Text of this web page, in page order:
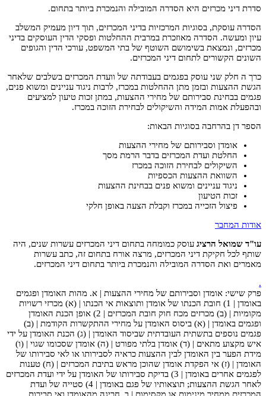
סדרת דיני מכרזים היא הסדרה המובילה והנמכרת ביותר בתחום.
הסדרה עוסקת, בסוגיות המרכזיות בדיני המכרזים, תוך דיון מעמיק המשלב
עיון ומעשה. הסדרה מאוזכרת במרבית ההחלטות ופסקי הדין העוסקים בדיני
מכרזים, ונמצאת בשימושם השוטף של בתי המשפט, עורכי הדין והגופים
השונים הקשורים לתחום דיני המכרזים.
כרך ה חלק שני עוסק בפגמים בעבודתה של וועדת המכרזים בשלבים שלאחר
הגשת ההצעות ובזמן מתן ההחלטות במכרז, לרבות ניגוד עניינים ומשוא פנים,
פגמים בבחינת סבירותם של מחירי ההצעות, במתן זכות טיעון למציעים
ובהפעלת אמות המידה והשיקולים לבחירת הזוכה במכרז.
הספר דן בהרחבה בסוגיות הבאות:
אומדן וסבירותם של מחירי ההצעות
החלטת ועדת המכרזים בדבר הרמת מסך
השיקולים לבחירת הזוכה במכרז
השוואת ההצעות הכספיות
ניגוד עניינים ומשוא פנים בבחינת ההצעות
זכות הטיעון
פיצול הזכייה במכרז וקבלת הצעה באופן חלקי
אודות המחבר
עו"ד שמואל הרציג עוסק כמומחה בתחום דיני המכרזים עשרות שנים, היה
שותף לכל חקיקת דיני המכרזים, מרצה אורח בתחום זה, כתב עשרות
מאמרים ואת הסדרה המובילה והנמכרת ביותר בתחום דיני המכרזים.
.
פרק שישי: אומדן וסבירותם של מחירי ההצעות | א. מהות האומדן ופגמים
באומדן | 1) חובת הכנתו של אומדן ותוצאות אי הכנתו | (א) מכרזי רשויות
מקומיות | (ב) מכרזים מכח חוק חובת המכרזים | 2) אופן הכנת האומדן
ופגמים באומדן | (א) ביסוס האומדן על מחירי ההתקשרות הקודמת | (ב)
פגמים נוספים בתשתית העובדתית שביסוד האומדן | (ג) הכנת האומדן על ידי
איש מקצוע מתאים | (ד) אומדן בלתי מפורט | (ה) אומדן שסכומו שגוי | (ו)
מידת הפער בין האומדן לבין ההצעות כראיה לסבירותו או לאי סבירותו של
האומדן | (ז) אי הפקדת אומדן שהוכן מראש בתיבת המכרזים | (ח) טענות
לפגמים אחרים באומדן | 3) בדיקת סבירותו של האומדן על ידי ועדת המכרזים
לאחר הגשת ההצעות; תוצאותיו של פגם באומדן | 4) סטייה של ועדת